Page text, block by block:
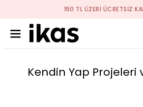
YENI SEZON ÜRÜNLER
Kendin Yap Projeleri